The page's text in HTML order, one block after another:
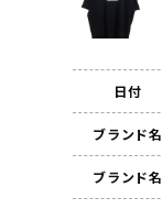
日付
ブランド名
ブランド名